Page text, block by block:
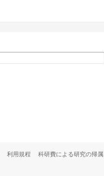
利用規程 科研費による研究の帰属